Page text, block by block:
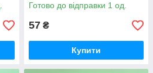
Готово до відправки 1 од.
57 ₴
Купити